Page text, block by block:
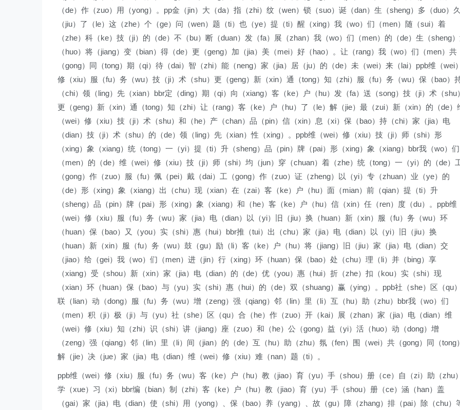
（de）作（zuo）用（yong）。pp金（jin）大（da）指（zhi）纹（wen）锁（suo）诞（dan）生（sheng）多（duo）久
（jiu）了（le）这（zhe）个（ge）问（wen）题（ti）也（ye）提（ti）醒（xing）我（wo）们（men）随（sui）着
（zhe）科（ke）技（ji）的（de）不（bu）断（duan）发（fa）展（zhan）我（wo）们（men）的（de）生（sheng
（huo）将（jiang）变（bian）得（de）更（geng）加（jia）美（mei）好（hao）。让（rang）我（wo）们（men）共
（gong）同（tong）期（qi）待（dai）智（zhi）能（neng）家（jia）居（ju）的（de）未（wei）来（lai）ppb维（wei）
修（xiu）服（fu）务（wu）技（ji）术（shu）更（geng）新（xin）通（tong）知（zhi）服（fu）务（wu）保（bao）
（chi）领（ling）先（xian）bbr定（ding）期（qi）向（xiang）客（ke）户（hu）发（fa）送（song）技（ji）术（shu）
更（geng）新（xin）通（tong）知（zhi）让（rang）客（ke）户（hu）了（le）解（jie）最（zui）新（xin）的（de）
（wei）修（xiu）技（ji）术（shu）和（he）产（chan）品（pin）信（xin）息（xi）保（bao）持（chi）家（jia）电
（dian）技（ji）术（shu）的（de）领（ling）先（xian）性（xing）。ppb维（wei）修（xiu）技（ji）师（shi）形
（xing）象（xiang）统（tong）一（yi）提（ti）升（sheng）品（pin）牌（pai）形（xing）象（xiang）bbr我（wo）们
（men）的（de）维（wei）修（xiu）技（ji）师（shi）均（jun）穿（chuan）着（zhe）统（tong）一（yi）的（de）
（gong）作（zuo）服（fu）佩（pei）戴（dai）工（gong）作（zuo）证（zheng）以（yi）专（zhuan）业（ye）的
（de）形（xing）象（xiang）出（chu）现（xian）在（zai）客（ke）户（hu）面（mian）前（qian）提（ti）升
（sheng）品（pin）牌（pai）形（xing）象（xiang）和（he）客（ke）户（hu）信（xin）任（ren）度（du）。ppb维
（wei）修（xiu）服（fu）务（wu）家（jia）电（dian）以（yi）旧（jiu）换（huan）新（xin）服（fu）务（wu）环
（huan）保（bao）又（you）实（shi）惠（hui）bbr推（tui）出（chu）家（jia）电（dian）以（yi）旧（jiu）换
（huan）新（xin）服（fu）务（wu）鼓（gu）励（li）客（ke）户（hu）将（jiang）旧（jiu）家（jia）电（dian）交
（jiao）给（gei）我（wo）们（men）进（jin）行（xing）环（huan）保（bao）处（chu）理（li）并（bing）享
（xiang）受（shou）新（xin）家（jia）电（dian）的（de）优（you）惠（hui）折（zhe）扣（kou）实（shi）现
（xian）环（huan）保（bao）与（yu）实（shi）惠（hui）的（de）双（shuang）赢（ying）。ppb社（she）区（qu）
联（lian）动（dong）服（fu）务（wu）增（zeng）强（qiang）邻（lin）里（li）互（hu）助（zhu）bbr我（wo）们
（men）积（ji）极（ji）与（yu）社（she）区（qu）合（he）作（zuo）开（kai）展（zhan）家（jia）电（dian）维
（wei）修（xiu）知（zhi）识（shi）讲（jiang）座（zuo）和（he）公（gong）益（yi）活（huo）动（dong）增
（zeng）强（qiang）邻（lin）里（li）间（jian）的（de）互（hu）助（zhu）氛（fen）围（wei）共（gong）同（tong）
解（jie）决（jue）家（jia）电（dian）维（wei）修（xiu）难（nan）题（ti）。
ppb维（wei）修（xiu）服（fu）务（wu）客（ke）户（hu）教（jiao）育（yu）手（shou）册（ce）自（zi）助（zhu）
学（xue）习（xi）bbr编（bian）制（zhi）客（ke）户（hu）教（jiao）育（yu）手（shou）册（ce）涵（han）盖
（gai）家（jia）电（dian）使（shi）用（yong）、保（bao）养（yang）、故（gu）障（zhang）排（pai）除（chu）